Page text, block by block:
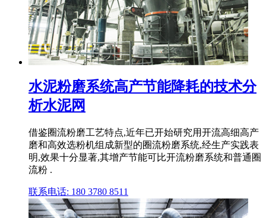
水泥粉磨系统高产节能降耗的技术分
析水泥网
借鉴圈流粉磨工艺特点,近年已开始研究用开流高细高产
磨和高效选粉机组成新型的圈流粉磨系统,经生产实践表
明,效果十分显著,其增产节能可比开流粉磨系统和普通圈
流粉 .
联系电话: 180 3780 8511